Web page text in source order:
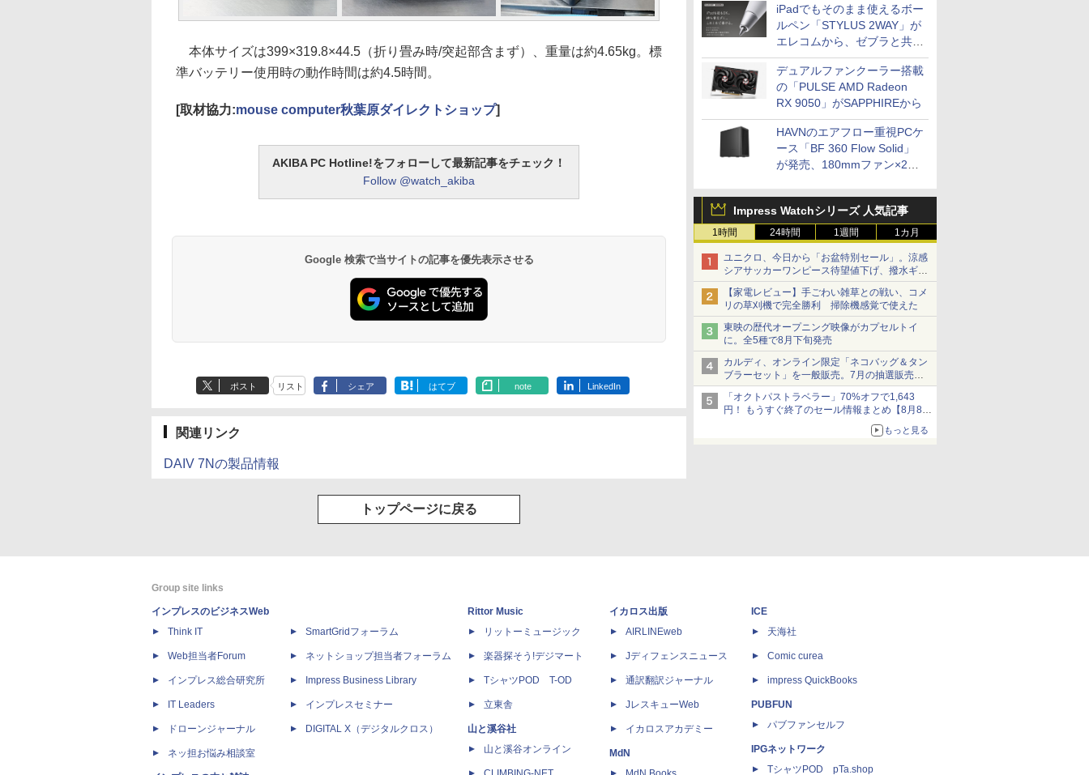
iPadでもそのまま使えるボー
ルペン「STYLUS 2WAY」が
エレコムから、ゼブラと共同
開発
デュアルファンクーラー搭載
の「PULSE AMD Radeon
RX 9050」がSAPPHIREから
HAVNのエアフロー重視PCケ
ース「BF 360 Flow Solid」
が発売、180mmファン×2搭
Impress Watchシリーズ 人気記事
1時間 24時間 1週間 1カ月
ユニクロ、今日から「お盆特別セール」。涼感
シアサッカーワンピース待望値下げ、撥水ギア
ショーツは1990円に
【家電レビュー】手ごわい雑草との戦い、コメ
リの草刈機で完全勝利 掃除機感覚で使えた
東映の歴代オープニング映像がカプセルトイ
に。全5種で8月下旬発売
カルディ、オンライン限定「ネコバッグ＆タン
ブラーセット」を一般販売。7月の抽選販売の
当選無効分
「オクトパストラベラー」70%オフで1,643
円！ もうすぐ終了のセール情報まとめ【8月8日
ニンテンドーeショップでは「大神 絶景版」が
もっと見る
本体サイズは399×319.8×44.5（折り畳み時/突起部含まず）、重量は約4.65kg。標
準バッテリー使用時の動作時間は約4.5時間。
[取材協力:mouse computer秋葉原ダイレクトショップ]
AKIBA PC Hotline!をフォローして最新記事をチェック！
Follow @watch_akiba
Google 検索で当サイトの記事を優先表示させる
ポスト リスト シェア はてブ note LinkedIn
関連リンク
DAIV 7Nの製品情報
トップページに戻る
Group site links
インプレスのビジネスWeb
Think IT
Web担当者Forum
インプレス総合研究所
IT Leaders
ドローンジャーナル
ネッ担お悩み相談室
SmartGridフォーラム
ネットショップ担当者フォーラム
Impress Business Library
インプレスセミナー
DIGITAL X（デジタルクロス）
Rittor Music
リットーミュージック
楽器探そう!デジマート
TシャツPOD T-OD
立東舎
山と溪谷社
山と溪谷オンライン
イカロス出版
AIRLINEweb
Jディフェンスニュース
通訳翻訳ジャーナル
JレスキューWeb
イカロスアカデミー
MdN
ICE
天海社
Comic curea
impress QuickBooks
PUBFUN
パブファンセルフ
IPGネットワーク
TシャツPOD pTa.shop